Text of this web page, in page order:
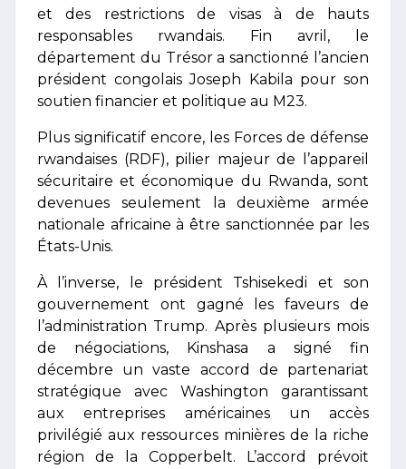
et des restrictions de visas à de hauts
responsables rwandais. Fin avril, le
département du Trésor a sanctionné l’ancien
président congolais Joseph Kabila pour son
soutien financier et politique au M23.
Plus significatif encore, les Forces de défense
rwandaises (RDF), pilier majeur de l’appareil
sécuritaire et économique du Rwanda, sont
devenues seulement la deuxième armée
nationale africaine à être sanctionnée par les
États-Unis.
À l’inverse, le président Tshisekedi et son
gouvernement ont gagné les faveurs de
l’administration Trump. Après plusieurs mois
de négociations, Kinshasa a signé fin
décembre un vaste accord de partenariat
stratégique avec Washington garantissant
aux entreprises américaines un accès
privilégié aux ressources minières de la riche
région de la Copperbelt. L’accord prévoit